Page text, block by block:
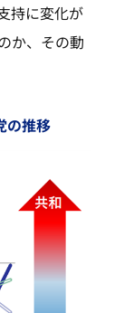
持に変化が
か、その動
の推移